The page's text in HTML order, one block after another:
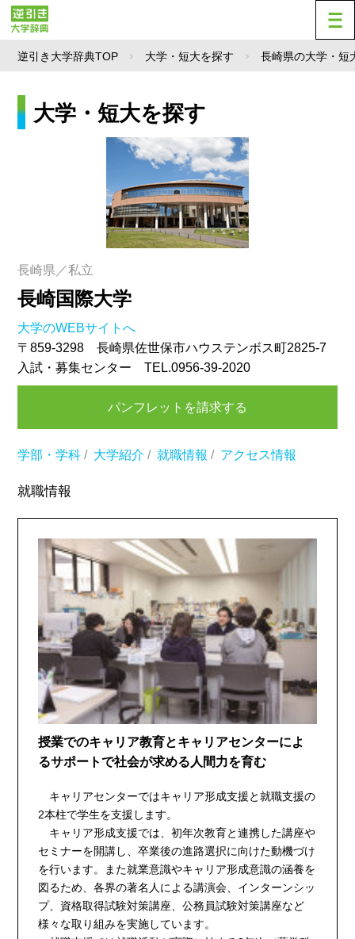
逆引き大学辞典TOP 大学・短大を探す 長崎県の大学・短
大学・短大を探す
長崎県／私立
長崎国際大学
大学のWEBサイトへ
〒859-3298 長崎県佐世保市ハウステンボス町2825-7
入試・募集センター TEL.0956-39-2020
パンフレットを請求する
学部・学科 / 大学紹介 / 就職情報 / アクセス情報
就職情報
授業でのキャリア教育とキャリアセンターによ
るサポートで社会が求める人間力を育む
キャリアセンターではキャリア形成支援と就職支援の
2本柱で学生を支援します。
キャリア形成支援では、初年次教育と連携した講座や
セミナーを開講し、卒業後の進路選択に向けた動機づけ
を行います。また就業意識やキャリア形成意識の涵養を
図るため、各界の著名人による講演会、インターンシッ
プ、資格取得試験対策講座、公務員試験対策講座など
様々な取り組みを実施しています。